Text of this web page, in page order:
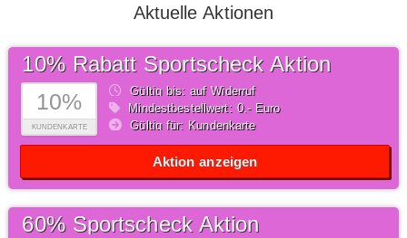
Aktuelle Aktionen
10%
KUNDENKARTE
10% Rabatt Sportscheck Aktion
Gültig bis: auf Widerruf
Mindestbestellwert: 0,- Euro
Gültig für: Kundenkarte
Aktion anzeigen
60% Sportscheck Aktion